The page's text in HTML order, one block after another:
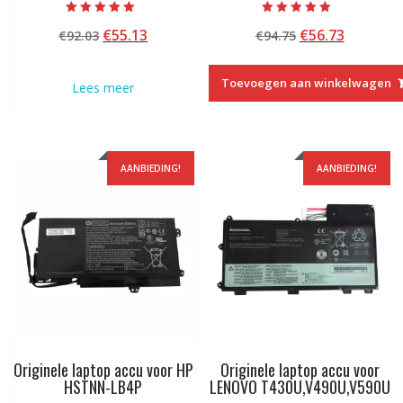
5.00
van 5
€92.03 Oorspronkelijke
€92.03.
€55.13
Lees meer
met
4.50
€94.75
was:
€94.75.
€56.73Huidige
is:
€56.73.
Toevoegen aan winkelwagen
AANBIEDING!
Originele laptop accu voor HP
HSTNN-LB4P
AANBIEDING!
Originele laptop accu voor
LENOVO T430U,V490U,V590U